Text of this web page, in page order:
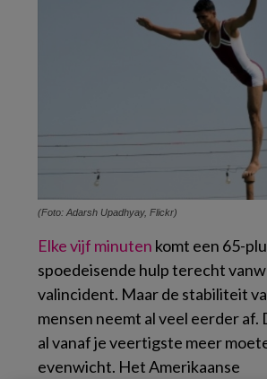
(Foto: Adarsh Upadhyay, Flickr)
Elke vijf minuten komt een 65-
spoedeisende hulp terecht
valincident. Maar de stabiliteit
mensen neemt al veel eerder af.
al vanaf je veertigste meer
evenwicht. Het Amerikaanse